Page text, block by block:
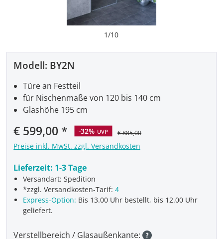
1/10
Modell: BY2N
Verkaufspreis:
€ 599,00 -32% UVP € 885,00
Preise inkl. MwSt. zzgl. Versandkosten
Lieferzeit: 1-3 Tage
Versandart: Spedition
*zzgl. Versandkosten-Tarif:4
Express-Option: Bis 13.00 Uhr bestellt, bis 12.00 Uhr
geliefert.
Türe an Festteil
für Nischenmaße von 120 bis 140 cm
Glashöhe 195 cm
Verstellbereich / Glasaußenkante: